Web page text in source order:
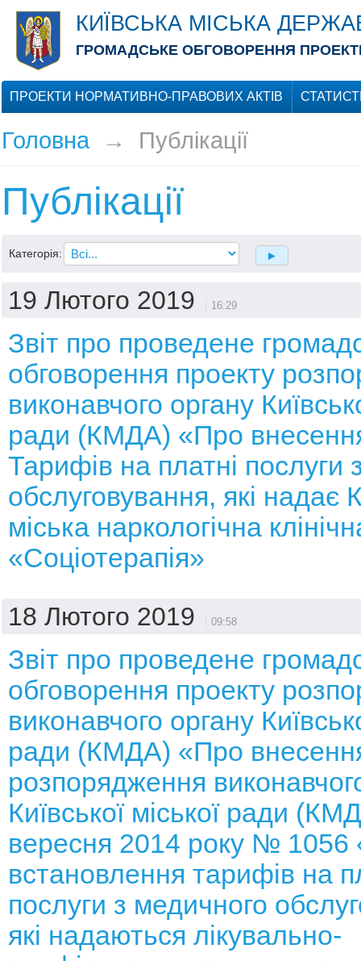
КИЇВСЬКА МІСЬКА
ГРОМАДСЬКЕ ОБГОВОРЕННЯ
ПРОЕКТИ НОРМАТИВНО-ПРАВОВИХ АКТІВ
Головна→ Публікації
Публікації
Категорія:
19 Лютого 2019 16:29
Звіт про проведене
обговорення проекту
виконавчого органу
ради (КМДА) «Про
Тарифів на платні послуги
обслуговування, які надає
міська наркологічна
«Соціотерапія»
18 Лютого 2019 09:58
Звіт про проведене
обговорення проекту
виконавчого органу
ради (КМДА) «Про
розпорядження
Київської міської ради
вересня 2014 року № 1056
встановлення тарифів на
послуги з медичного
які надаються лікувально-